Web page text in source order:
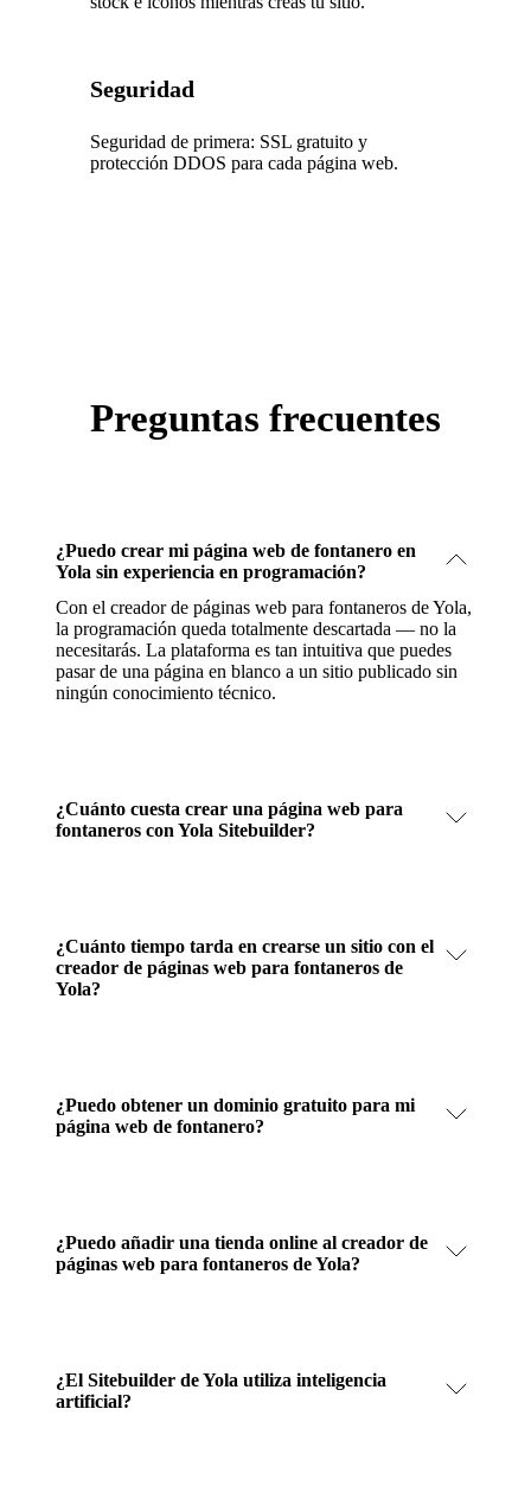
Seguridad
Seguridad de primera: SSL gratuito y
protección DDOS para cada página web.
Preguntas frecuentes
¿Puedo crear mi página web de fontanero en
Yola sin experiencia en programación?
Con el creador de páginas web para fontaneros de Yola,
la programación queda totalmente descartada — no la
necesitarás. La plataforma es tan intuitiva que puedes
pasar de una página en blanco a un sitio publicado sin
ningún conocimiento técnico.
¿Cuánto cuesta crear una página web para
fontaneros con Yola Sitebuilder?
¿Cuánto tiempo tarda en crearse un sitio con el
creador de páginas web para fontaneros de
Yola?
¿Puedo obtener un dominio gratuito para mi
página web de fontanero?
¿Puedo añadir una tienda online al creador de
páginas web para fontaneros de Yola?
¿El Sitebuilder de Yola utiliza inteligencia
artificial?